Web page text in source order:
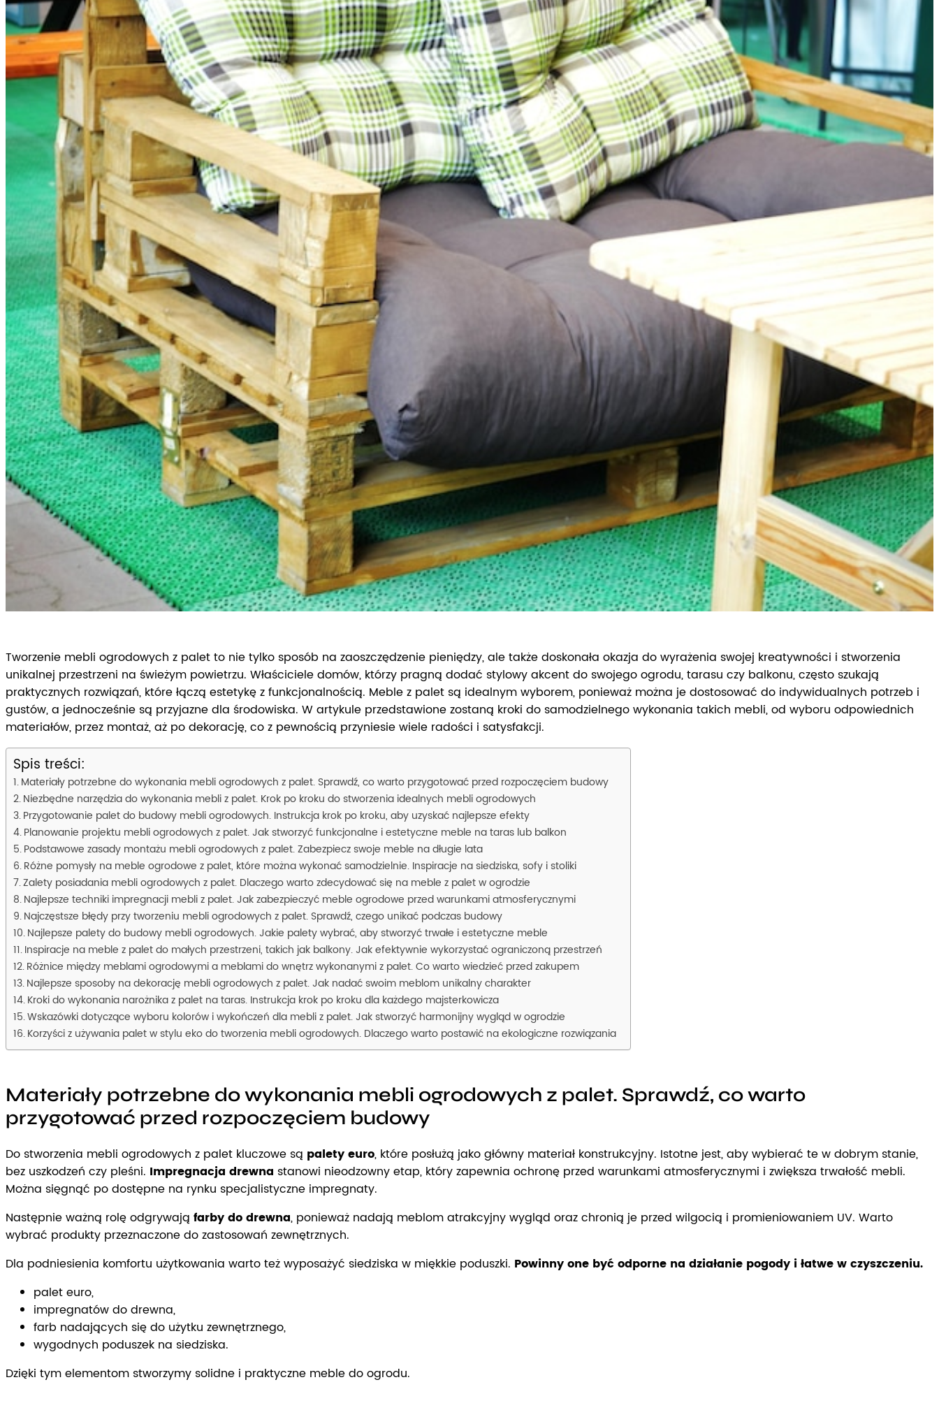
Tworzenie mebli ogrodowych z palet to nie tylko sposób na zaoszczędzenie pieniędzy, ale także doskonała okazja do wyrażenia swojej kreatywności i stworzenia
unikalnej przestrzeni na świeżym powietrzu. Właściciele domów, którzy pragną dodać stylowy akcent do swojego ogrodu, tarasu czy balkonu, często szukają
praktycznych rozwiązań, które łączą estetykę z funkcjonalnością. Meble z palet są idealnym wyborem, ponieważ można je dostosować do indywidualnych potrzeb i
gustów, a jednocześnie są przyjazne dla środowiska. W artykule przedstawione zostaną kroki do samodzielnego wykonania takich mebli, od wyboru odpowiednich
materiałów, przez montaż, aż po dekorację, co z pewnością przyniesie wiele radości i satysfakcji.
Spis treści:
Materiały potrzebne do wykonania mebli ogrodowych z palet. Sprawdź, co warto przygotować przed rozpoczęciem budowy
Niezbędne narzędzia do wykonania mebli z palet. Krok po kroku do stworzenia idealnych mebli ogrodowych
Przygotowanie palet do budowy mebli ogrodowych. Instrukcja krok po kroku, aby uzyskać najlepsze efekty
Planowanie projektu mebli ogrodowych z palet. Jak stworzyć funkcjonalne i estetyczne meble na taras lub balkon
Podstawowe zasady montażu mebli ogrodowych z palet. Zabezpiecz swoje meble na długie lata
Różne pomysły na meble ogrodowe z palet, które można wykonać samodzielnie. Inspiracje na siedziska, sofy i stoliki
Zalety posiadania mebli ogrodowych z palet. Dlaczego warto zdecydować się na meble z palet w ogrodzie
Najlepsze techniki impregnacji mebli z palet. Jak zabezpieczyć meble ogrodowe przed warunkami atmosferycznymi
Najczęstsze błędy przy tworzeniu mebli ogrodowych z palet. Sprawdź, czego unikać podczas budowy
Najlepsze palety do budowy mebli ogrodowych. Jakie palety wybrać, aby stworzyć trwałe i estetyczne meble
Inspiracje na meble z palet do małych przestrzeni, takich jak balkony. Jak efektywnie wykorzystać ograniczoną przestrzeń
Różnice między meblami ogrodowymi a meblami do wnętrz wykonanymi z palet. Co warto wiedzieć przed zakupem
Najlepsze sposoby na dekorację mebli ogrodowych z palet. Jak nadać swoim meblom unikalny charakter
Kroki do wykonania narożnika z palet na taras. Instrukcja krok po kroku dla każdego majsterkowicza
Wskazówki dotyczące wyboru kolorów i wykończeń dla mebli z palet. Jak stworzyć harmonijny wygląd w ogrodzie
Korzyści z używania palet w stylu eko do tworzenia mebli ogrodowych. Dlaczego warto postawić na ekologiczne rozwiązania
Materiały potrzebne do wykonania mebli ogrodowych z palet. Sprawdź, co warto
przygotować przed rozpoczęciem budowy
Do stworzenia mebli ogrodowych z palet kluczowe są palety euro, które posłużą jako główny materiał konstrukcyjny. Istotne jest, aby wybierać te w dobrym stanie,
bez uszkodzeń czy pleśni. Impregnacja drewna stanowi nieodzowny etap, który zapewnia ochronę przed warunkami atmosferycznymi i zwiększa trwałość mebli.
Można sięgnąć po dostępne na rynku specjalistyczne impregnaty.
Następnie ważną rolę odgrywają farby do drewna, ponieważ nadają meblom atrakcyjny wygląd oraz chronią je przed wilgocią i promieniowaniem UV. Warto
wybrać produkty przeznaczone do zastosowań zewnętrznych.
Dla podniesienia komfortu użytkowania warto też wyposażyć siedziska w miękkie poduszki. Powinny one być odporne na działanie pogody i łatwe w czyszczeniu.
palet euro,
impregnatów do drewna,
farb nadających się do użytku zewnętrznego,
wygodnych poduszek na siedziska.
Dzięki tym elementom stworzymy solidne i praktyczne meble do ogrodu.